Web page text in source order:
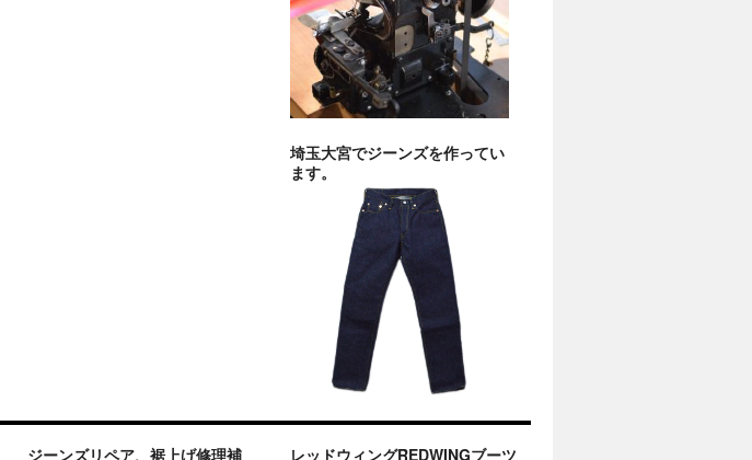
埼玉大宮でジーンズを作ってい
ます。
ジーンズリペア、裾上げ修理補 レッドウィングREDWINGブーツ